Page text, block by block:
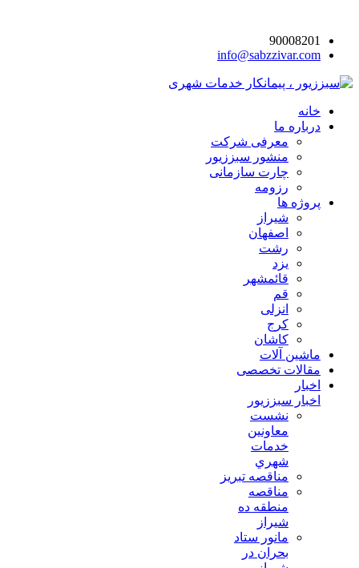
90008201
info@sabzzivar.com
خانه
درباره ما
معرفی شرکت
منشور سبززیور
چارت سازمانی
رزومه
پروژه ها
شیراز
اصفهان
رشت
یزد
قائمشهر
قم
انزلی
کرج
کاشان
ماشین آلات
مقالات تخصصی
اخبار
اخبار سبززیور
نشست
معاونين
خدمات
شهري
مناقصه تبريز
مناقصه
منطقه ده
شیراز
مانور ستاد
بحران در